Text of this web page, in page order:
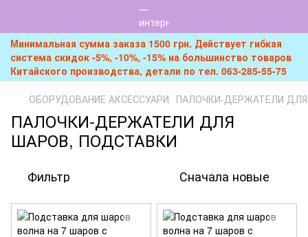
Минимальная сумма заказа 1500 грн. Действует гибкая
система скидок -5%, -10%, -15% на большинство товаров
Китайского производства, детали по тел. 063-285-55-75
ОБОРУДОВАНИЕ АКСЕССУАРИ ПАЛОЧКИ-ДЕРЖАТЕЛИ
ПАЛОЧКИ-ДЕРЖАТЕЛИ ДЛЯ
ШАРОВ, ПОДСТАВКИ
Фильтр Сначала новые